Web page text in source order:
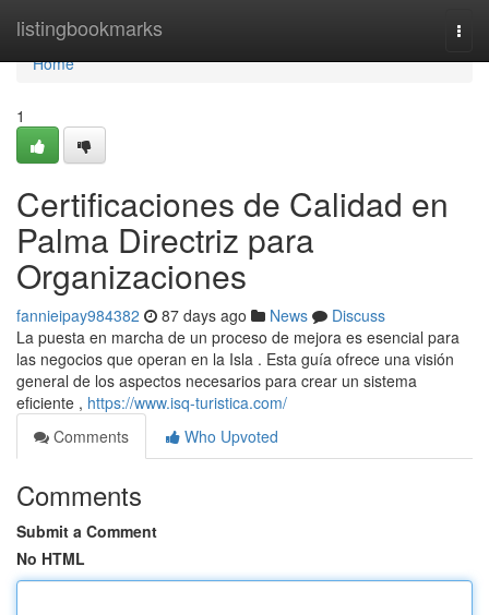
listingbookmarks
Home
Home
1
Certificaciones de Calidad en
Palma Directriz para
Organizaciones
fannieipay984382 87 days ago News
Discuss
La puesta en marcha de un proceso de mejora es esencial para
las negocios que operan en la Isla . Esta guía ofrece una visión
general de los aspectos necesarios para crear un sistema
eficiente , https://www.isq-turistica.com/
Comments
Who Upvoted
Comments
Submit a Comment
No HTML